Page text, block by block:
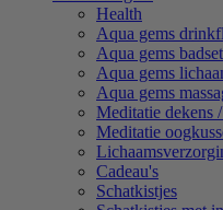
Health
Aqua gems
Aqua gems badset
Aqua gems
Aqua gems
Meditatie dekens
Meditatie
Cadeau's
Schatkistjes